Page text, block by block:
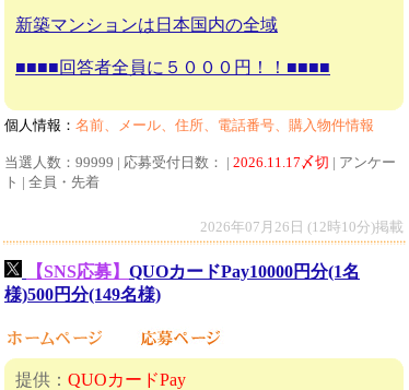
新築マンションは日本国内の全域
■■■■回答者全員に５０００円！！■■■■
個人情報： 名前、メール、住所、電話番号、購入物件情報
当選人数：99999 | 応募受付日数： | 2026.11.17〆切 | アンケー
ト | 全員・先着
2026年07月26日 (12時10分)掲載
【SNS応募】 QUOカードPay10000円分(1名
様)500円分(149名様)
提供： QUOカードPay